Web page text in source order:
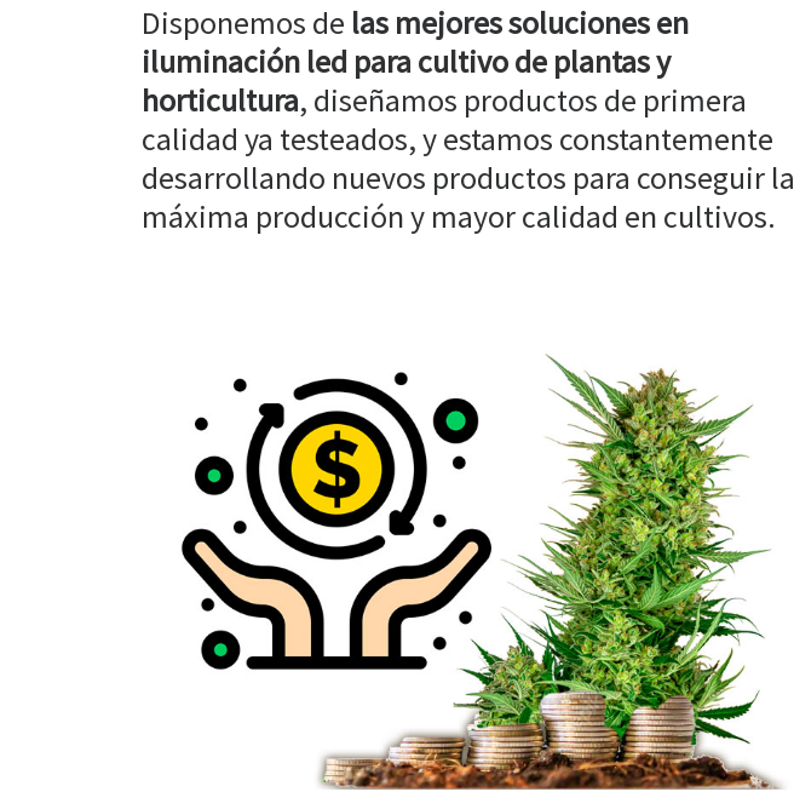
Disponemos de las mejores soluciones en
iluminación led para cultivo de plantas y
horticultura, diseñamos productos de primera
calidad ya testeados, y estamos constantemente
desarrollando nuevos productos para conseguir la
máxima producción y mayor calidad en cultivos.